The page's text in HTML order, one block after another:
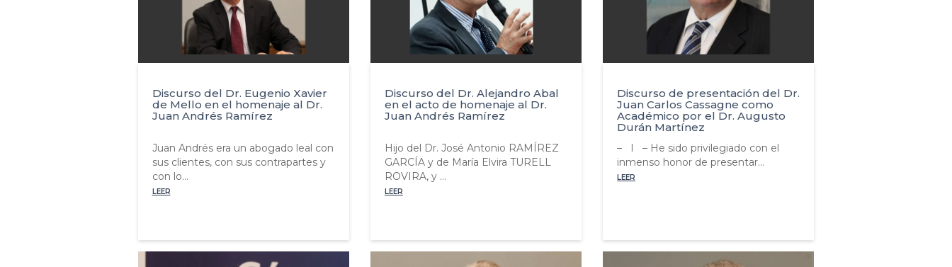
Discurso del Dr. Eugenio Xavier
de Mello en el homenaje al Dr.
Juan Andrés Ramírez
Juan Andrés era un abogado leal con
sus clientes, con sus contrapartes y
con lo...
LEER
Discurso del Dr. Alejandro Abal
en el acto de homenaje al Dr.
Juan Andrés Ramírez
Hijo del Dr. José Antonio RAMÍREZ
GARCÍA y de María Elvira TURELL
ROVIRA, y ...
LEER
Discurso de presentación del Dr.
Juan Carlos Cassagne como
Académico por el Dr. Augusto
Durán Martínez
– I – He sido privilegiado con el
inmenso honor de presentar...
LEER